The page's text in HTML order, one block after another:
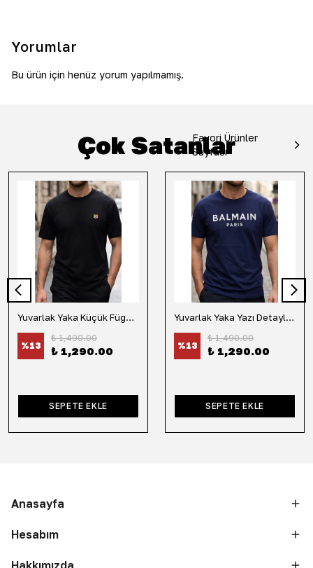
Yorumlar
Bu ürün için henüz yorum yapılmamış.
Çok Satanlar
Favori Ürünler
Sayfası
Yuvarlak Yaka Küçük Fügür Detaylı Tişört-Siyah
%13
₺ 1,490.00
₺ 1,290.00
SEPETE EKLE
Yuvarlak Yaka Yazı Detaylı Tişört-Lacivert
%13
₺ 1,490.00
₺ 1,290.00
SEPETE EKLE
Anasayfa
Hesabım
Hakkımızda